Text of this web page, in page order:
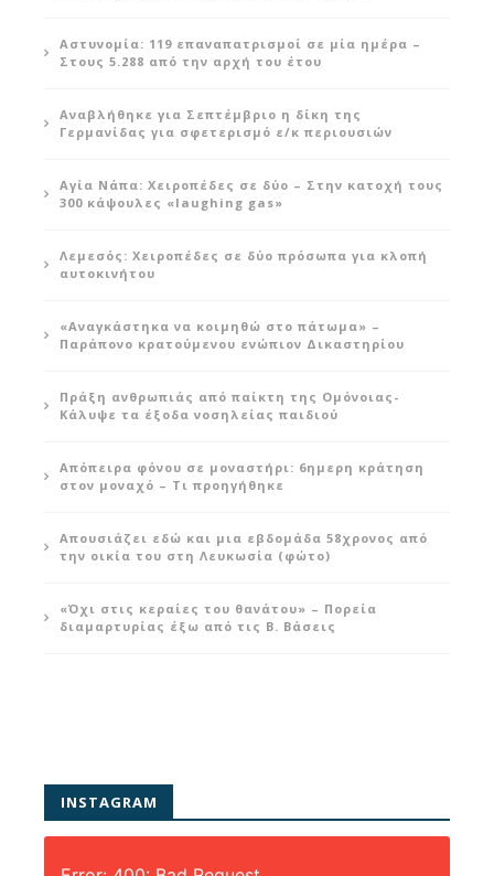
Αστυνομία: 119 επαναπατρισμοί σε μία ημέρα –
Στους 5.288 από την αρχή του έτου
Αναβλήθηκε για Σεπτέμβριο η δίκη της
Γερμανίδας για σφετερισμό ε/κ περιουσιών
Αγία Νάπα: Χειροπέδες σε δύο – Στην κατοχή τους
300 κάψουλες «laughing gas»
Λεμεσός: Χειροπέδες σε δύο πρόσωπα για κλοπή
αυτοκινήτου
«Αναγκάστηκα να κοιμηθώ στο πάτωμα» –
Παράπονο κρατούμενου ενώπιον Δικαστηρίου
Πράξη ανθρωπιάς από παίκτη της Ομόνοιας-
Κάλυψε τα έξοδα νοσηλείας παιδιού
Απόπειρα φόνου σε μοναστήρι: 6ημερη κράτηση
στον μοναχό – Τι προηγήθηκε
Απουσιάζει εδώ και μια εβδομάδα 58χρονος από
την οικία του στη Λευκωσία (φώτο)
«Όχι στις κεραίες του θανάτου» – Πορεία
διαμαρτυρίας έξω από τις Β. Βάσεις
INSTAGRAM